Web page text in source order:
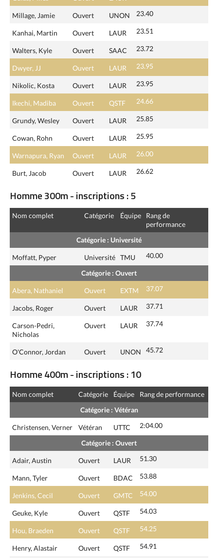
Millage, Jamie Ouvert UNON 23.40
Kanhai, Martin Ouvert LAUR 23.51
Walters, Kyle Ouvert SAAC 23.72
Dwyer, JJ Ouvert LAUR 23.95
Nikolic, Kosta Ouvert LAUR 23.95
Ikechi, Madiba Ouvert QSTF 24.66
Grundy, Wesley Ouvert LAUR 25.85
Cowan, Rohn Ouvert LAUR 25.95
Warnapura, Ryan Ouvert LAUR 26.00
Burt, Jacob Ouvert LAUR 26.62
Homme 300m - inscriptions : 5
Nom complet Catégorie Équipe
Rang de
performance
Catégorie : Université
Moffatt, Pyper Université TMU 40.00
Catégorie : Ouvert
Abera, Nathaniel Ouvert EXTM 37.07
Jacobs, Roger Ouvert LAUR 37.71
Carson-Pedri,
Nicholas
Ouvert LAUR 37.74
O'Connor, Jordan Ouvert UNON 45.72
Homme 400m - inscriptions : 10
Nom complet Catégorie Équipe
Rang de performance
Catégorie : Vétéran
Christensen, Verner Vétéran UTTC 2:04.00
Catégorie : Ouvert
Adair, Austin Ouvert LAUR 51.30
Mann, Tyler Ouvert BDAC 53.88
Jenkins, Cecil Ouvert GMTC 54.00
Geuke, Kyle Ouvert QSTF 54.03
Hou, Braeden Ouvert QSTF 54.25
Henry, Alastair Ouvert QSTF 54.91